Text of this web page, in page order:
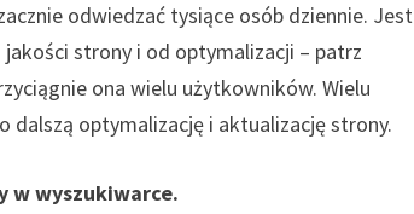
odwiedzać tysiące osób dziennie. Jest
strony i od optymalizacji – patrz
ona wielu użytkowników. Wielu
dalszą optymalizację i aktualizację strony.
w wyszukiwarce.